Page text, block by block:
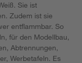
Sie ist
Zudem ist sie
entflammbar. So
für den Modellbau,
Abtrennungen,
Werbetafeln. Es